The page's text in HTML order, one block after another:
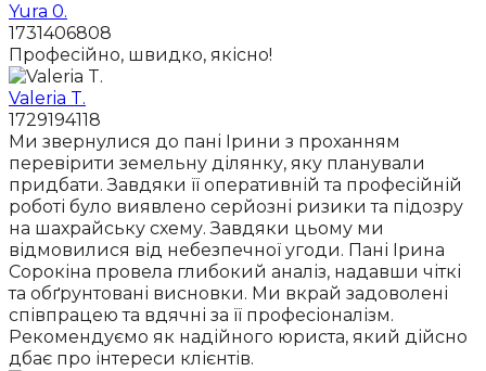
Yura 0.
1731406808
Професійно, швидко, якісно!
Valeria T.
1729194118
Ми звернулися до пані Ірини з проханням
перевірити земельну ділянку, яку планували
придбати. Завдяки її оперативній та професійній
роботі було виявлено серйозні ризики та підозру
на шахрайську схему. Завдяки цьому ми
відмовилися від небезпечної угоди. Пані Ірина
Сорокіна провела глибокий аналіз, надавши чіткі
та обґрунтовані висновки. Ми вкрай задоволені
співпрацею та вдячні за її професіоналізм.
Рекомендуємо як надійного юриста, який дійсно
дбає про інтереси клієнтів.